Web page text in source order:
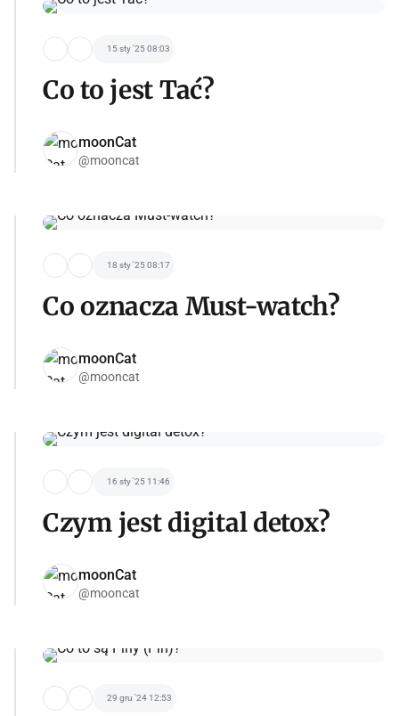
15 sty '25 08:03
Co to jest Tać?
moonCat
@mooncat
18 sty '25 08:17
Co oznacza Must-watch?
moonCat
@mooncat
16 sty '25 11:46
Czym jest digital detox?
moonCat
@mooncat
29 gru '24 12:53